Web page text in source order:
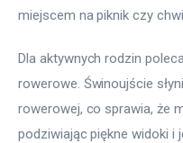
miejscem na piknik czy
Dla aktywnych rodzin
rowerowe. Świnoujście
rowerowej, co sprawia, że
podziwiając piękne widoki i